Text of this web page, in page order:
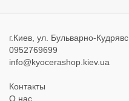
Контакты
О нас
г.Киев, ул. Бульварно-
0952769699
info@kyocerashop.kiev.ua